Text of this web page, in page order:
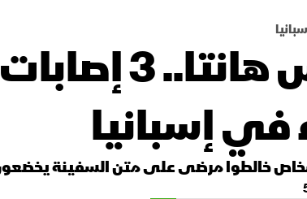
فيروس
في إسبانيا
أشخاص خالطوا مرضى على متن السفينة